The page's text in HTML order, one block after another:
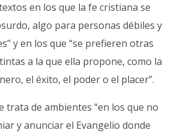
en los que la fe cristiana se
algo para personas débiles y
y en los que “se prefieren otras
a la que ella propone, como la
el éxito, el poder o el placer”.
trata de ambientes “en los que no
y anunciar el Evangelio donde